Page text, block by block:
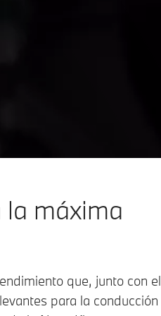
la máxima
que, junto con el
para la conducción